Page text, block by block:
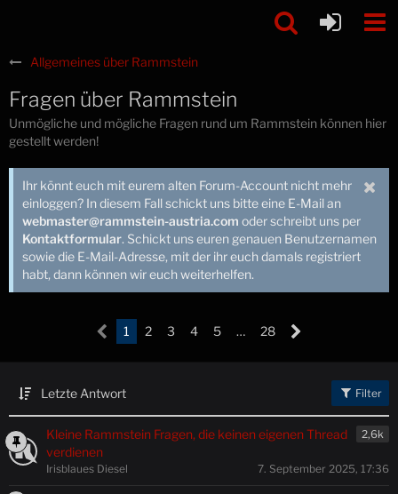
Allgemeines über Rammstein
Fragen über Rammstein
Unmögliche und mögliche Fragen rund um Rammstein können hier
gestellt werden!
Ihr könnt euch mit eurem alten Forum-Account nicht mehr
einloggen? In diesem Fall schickt uns bitte eine E-Mail an
webmaster@rammstein-austria.com oder schreibt uns per
Kontaktformular. Schickt uns euren genauen Benutzernamen
sowie die E-Mail-Adresse, mit der ihr euch damals registriert
habt, dann können wir euch weiterhelfen.
1 2 3 4 5 … 28
Letzte Antwort Filter
Kleine Rammstein Fragen, die keinen eigenen Thread
verdienen
2,6k
Irisblaues Diesel 7. September 2025, 17:36